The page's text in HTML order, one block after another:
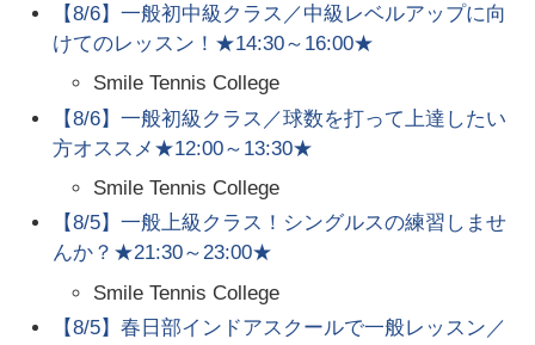
【8/6】一般初中級クラス／中級レベルアップに向
けてのレッスン！★14:30～16:00★
Smile Tennis College
【8/6】一般初級クラス／球数を打って上達したい
方オススメ★12:00～13:30★
Smile Tennis College
【8/5】一般上級クラス！シングルスの練習しませ
んか？★21:30～23:00★
Smile Tennis College
【8/5】春日部インドアスクールで一般レッスン／